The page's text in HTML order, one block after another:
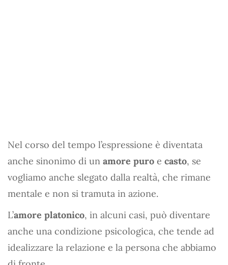
Nel corso del tempo l’espressione è diventata
anche sinonimo di un amore puro e casto, se
vogliamo anche slegato dalla realtà, che rimane
mentale e non si tramuta in azione.
L’amore platonico, in alcuni casi, può diventare
anche una condizione psicologica, che tende ad
idealizzare la relazione e la persona che abbiamo